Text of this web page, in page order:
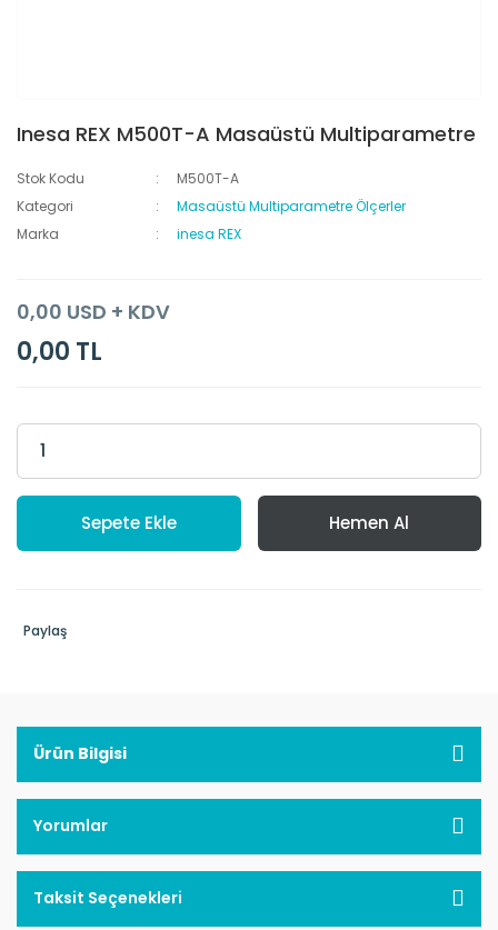
Inesa REX M500T-A Masaüstü Multiparametre
Stok Kodu
M500T-A
Kategori
Masaüstü Multiparametre Ölçerler
Marka
inesa REX
0,00 USD + KDV
0,00 TL
Sepete Ekle Hemen Al
Paylaş
Ürün Bilgisi
Yorumlar
Taksit Seçenekleri